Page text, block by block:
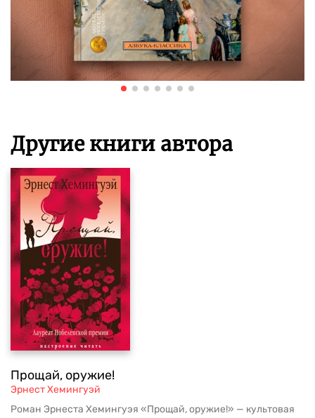
Другие книги автора
Прощай, оружие!
Эрнест Хемингуэй
Роман Эрнеста Хемингуэя «Прощай, оружие!» — культовая